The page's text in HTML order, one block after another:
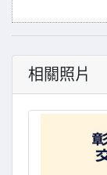
相關照片